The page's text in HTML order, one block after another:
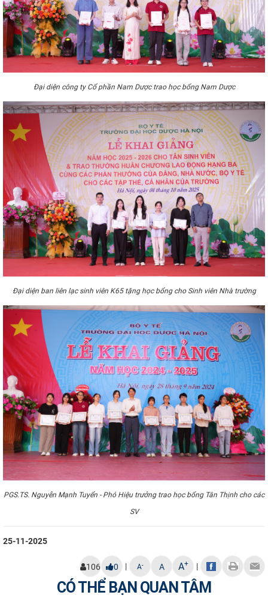
Đại diện công ty Cổ phần Nam Dược trao học bổng Nam Dược
Đại diện ban liên lạc sinh viên K65 tặng học bổng cho Sinh viên Nhà trường
PGS.TS. Nguyễn Mạnh Tuyển - Phó Hiệu trưởng trao học bổng Tân Thịnh cho các
SV
25-11-2025
106 0 | A- A A+ |
CÓ THỂ BẠN QUAN TÂM